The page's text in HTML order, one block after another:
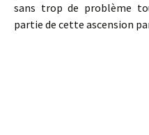
sans trop de problème
partie de cette ascension